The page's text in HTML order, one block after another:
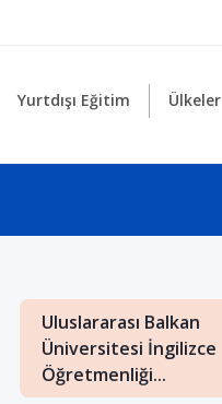
Yurtdışı Eğitim Ülkeler
Uluslararası Balkan
Üniversitesi İngilizce
Öğretmenliği...